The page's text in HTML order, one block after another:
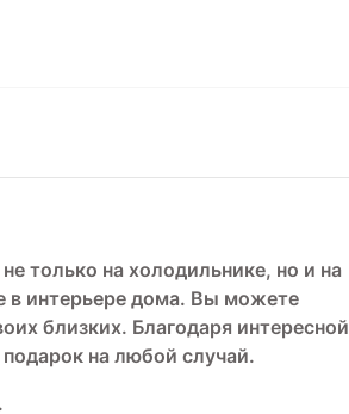
только на холодильнике, но и на
интерьере дома. Вы можете
близких. Благодаря интересной
на любой случай.